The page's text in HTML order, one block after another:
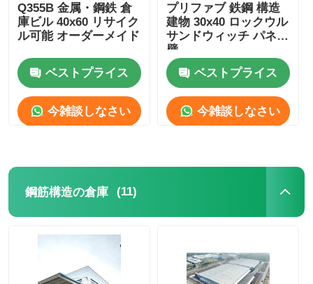
Q355B 金属・鋼鉄 倉
庫ビル 40x60 リサイク
ル可能 オーダーメイド
ベストプライス
今雑談しなさい
プリファブ 鉄鋼 構造
建物 30x40 ロックウル
サンドウィッチ パネル
壁
ベストプライス
今雑談しなさい
鋼筋構造の倉庫 (11)